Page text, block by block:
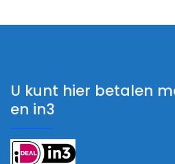
U kunt hier betalen
en in3